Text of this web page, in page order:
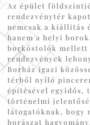
Az épület
rendezvénytér
nemcsak a kiállítás
hanem a helyi
borkóstolók mellett
rendezvények
Borház igazi
térből nyíló
építésével egyidős,
történelmi
látogatóknak, hogy
borászat